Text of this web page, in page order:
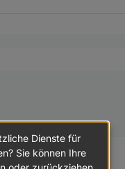
Dienste für
Sie können Ihre